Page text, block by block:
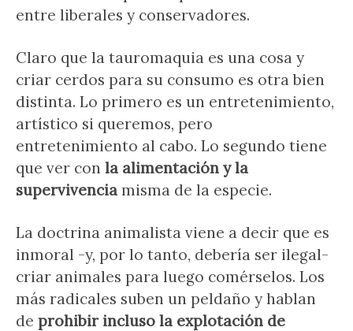
entre liberales y conservadores.
Claro que la tauromaquia es una cosa y
criar cerdos para su consumo es otra bien
distinta. Lo primero es un entretenimiento,
artístico si queremos, pero
entretenimiento al cabo. Lo segundo tiene
que ver con la alimentación y la
supervivencia misma de la especie.
La doctrina animalista viene a decir que es
inmoral -y, por lo tanto, debería ser ilegal-
criar animales para luego comérselos. Los
más radicales suben un peldaño y hablan
de prohibir incluso la explotación de